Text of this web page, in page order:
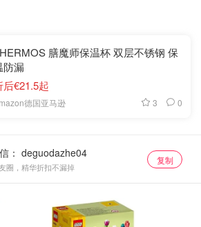
膳魔师保温杯 双层不锈钢 保
防漏
后€21.5起
德国亚马逊 3 0
：
圈，精华折扣不漏掉
复制